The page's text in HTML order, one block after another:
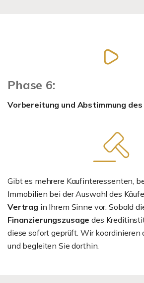
Phase 6:
Vorbereitung und Abstimmung
Gibt es mehrere Kaufinteressenten,
Immobilien bei der Auswahl des
Vertrag in Ihrem Sinne vor. Sobald
Finanzierungszusagedes
diese sofort geprüft. Wir koordinieren
und begleiten Sie dorthin.